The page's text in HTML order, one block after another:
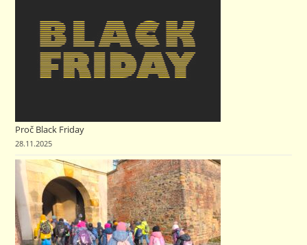
Proč Black Friday
28.11.2025